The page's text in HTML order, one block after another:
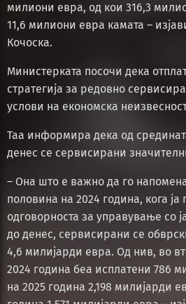
милиони евра, од кои 316,3
11,6 милиони евра камата –
Кочоска.
Министерката посочи дека
стратегија за редовно
услови на економска
Таа информира дека од
денес се сервисирани
– Она што е важно да го
половина на 2024 година, кога
одговорноста за управување со
до денес, сервисирани се
4,6 милијарди евра. Од нив, во
2024 година беа исплатени 786
на 2025 година 2,198 милијарди